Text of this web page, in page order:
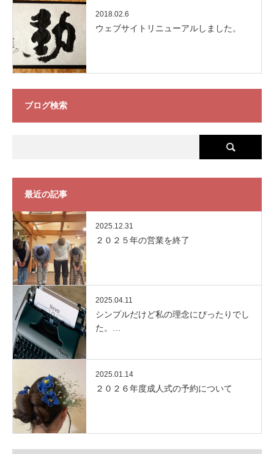
2018.02.6
ウェブサイトリニューアルしました。
ブログ検索
最近の記事
2025.12.31
２０２５年の営業を終了
2025.04.11
シンプルだけど私の理念にぴったりでし
た。…
2025.01.14
２０２６年度成人式の予約について